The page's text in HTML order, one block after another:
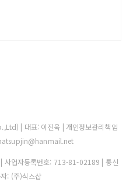
| 대표: 이진욱 | 개인정보관리책임
사업자등록번호: 713-81-02189 | 통신
: (주)식스샵